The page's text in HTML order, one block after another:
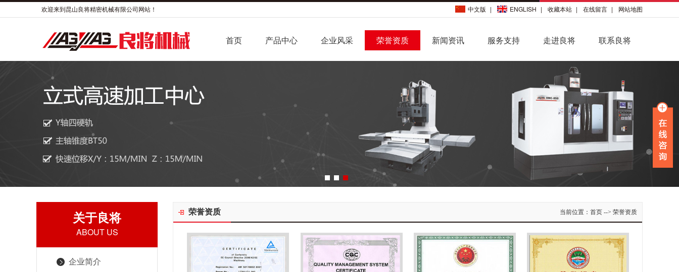
欢迎来到昆山良将精密机械有限公司网站！ 中文版 | ENGLISH | 收藏本站 | 在线留言 | 网站地图
首页 产品中心 企业风采 荣誉资质 新闻资讯 服务支持 走进良将 联系良将
关于良将
ABOUT US
企业简介
荣誉资质 当前位置： 首页 --> 荣誉资质